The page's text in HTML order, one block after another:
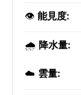
👁️ 能見度:
🌧️ 降水量:
☁️ 雲量: